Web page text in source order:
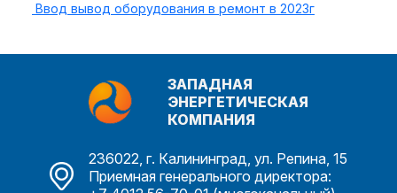
Ввод вывод оборудования в ремонт в 2023г
ЗАПАДНАЯ
ЭНЕРГЕТИЧЕСКАЯ
КОМПАНИЯ
236022, г. Калининград, ул. Репина, 15
Приемная генерального директора: